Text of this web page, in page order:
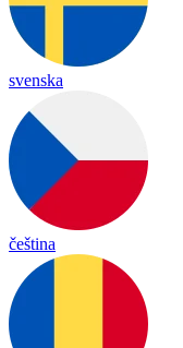
svenska
čeština